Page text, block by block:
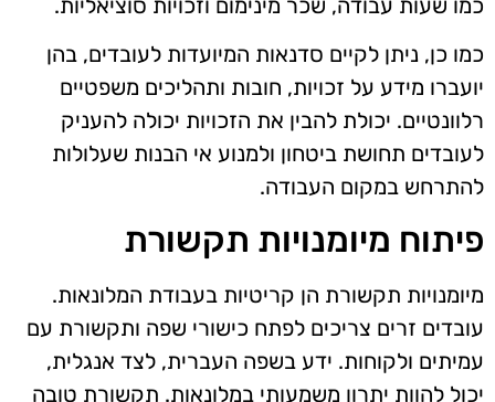
כמו כן, ניתן לקיים סדנאות המיועדות לעובדים, בהן
יועברו מידע על זכויות, חובות ותהליכים משפטיים
רלוונטיים. יכולת להבין את הזכויות יכולה להעניק
לעובדים תחושת ביטחון ולמנוע אי הבנות שעלולות
להתרחש במקום העבודה.
פיתוח מיומנויות תקשורת
מיומנויות תקשורת הן קריטיות בעבודת המלונאות.
עובדים זרים צריכים לפתח כישורי שפה ותקשורת עם
עמיתים ולקוחות. ידע בשפה העברית, לצד אנגלית,
יכול להוות יתרון משמעותי במלונאות. תקשורת טובה